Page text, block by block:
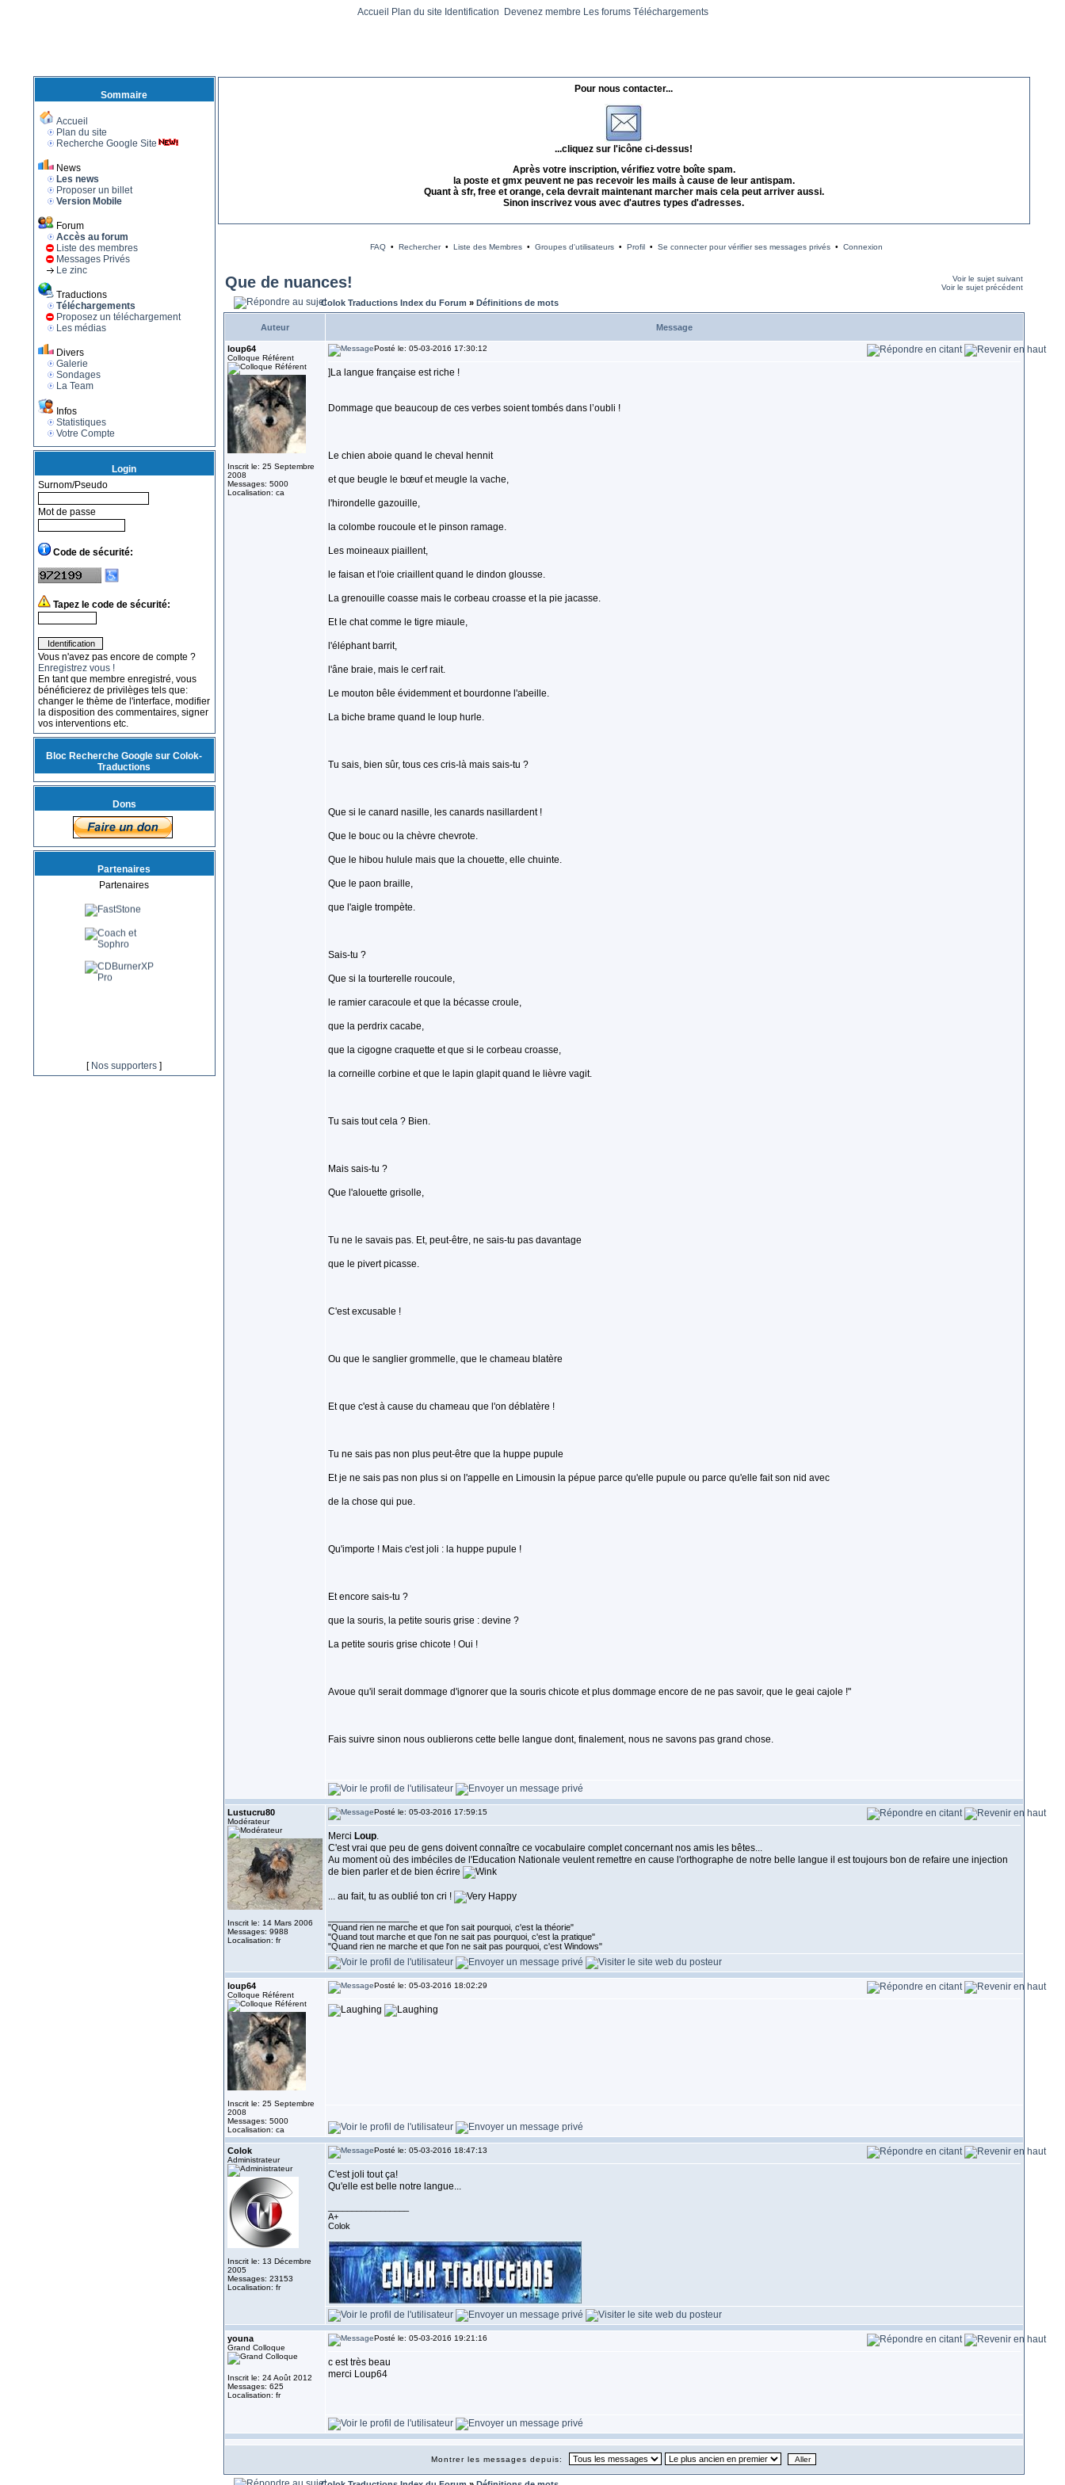
Accueil Plan du site Identification Devenez membre Les forums Téléchargements
Sommaire
Accueil
Plan du site
Recherche Google Site
News
Les news
Proposer un billet
Version Mobile
Forum
Accès au forum
Liste des membres
Messages Privés
Le zinc
Traductions
Téléchargements
Proposez un téléchargement
Les médias
Divers
Galerie
Sondages
La Team
Infos
Statistiques
Votre Compte
Login
Surnom/Pseudo
Mot de passe
Code de sécurité:
Tapez le code de sécurité:
Vous n'avez pas encore de compte ?
Enregistrez vous !
En tant que membre enregistré, vous
bénéficierez de privilèges tels que:
changer le thème de l'interface, modifier
la disposition des commentaires, signer
vos interventions etc.
Bloc Recherche Google sur Colok-
Traductions
Dons
Partenaires
Partenaires
[ Nos supporters ]
Pour nous contacter...
...cliquez sur l'icône ci-dessus!
Après votre inscription, vérifiez votre boîte spam.
la poste et gmx peuvent ne pas recevoir les mails à cause de leur antispam.
Quant à sfr, free et orange, cela devrait maintenant marcher mais cela peut arriver aussi.
Sinon inscrivez vous avec d'autres types d'adresses.
FAQ• Rechercher• Liste des Membres• Groupes d'utilisateurs• Profil• Se connecter pour vérifier ses messages privés• Connexion
Que de nuances!
Voir le sujet suivant
Voir le sujet précédent
Colok Traductions Index du Forum » Définitions de mots
Auteur Message
loup64
Colloque Référent
Inscrit le: 25 Septembre
2008
Messages: 5000
Localisation: ca
Posté le: 05-03-2016 17:30:12
]La langue française est riche !
Dommage que beaucoup de ces verbes soient tombés dans l’oubli !
Le chien aboie quand le cheval hennit
et que beugle le bœuf et meugle la vache,
l'hirondelle gazouille,
la colombe roucoule et le pinson ramage.
Les moineaux piaillent,
le faisan et l'oie criaillent quand le dindon glousse.
La grenouille coasse mais le corbeau croasse et la pie jacasse.
Et le chat comme le tigre miaule,
l'éléphant barrit,
l'âne braie, mais le cerf rait.
Le mouton bêle évidemment et bourdonne l'abeille.
La biche brame quand le loup hurle.
Tu sais, bien sûr, tous ces cris-là mais sais-tu ?
Que si le canard nasille, les canards nasillardent !
Que le bouc ou la chèvre chevrote.
Que le hibou hulule mais que la chouette, elle chuinte.
Que le paon braille,
que l'aigle trompète.
Sais-tu ?
Que si la tourterelle roucoule,
le ramier caracoule et que la bécasse croule,
que la perdrix cacabe,
que la cigogne craquette et que si le corbeau croasse,
la corneille corbine et que le lapin glapit quand le lièvre vagit.
Tu sais tout cela ? Bien.
Mais sais-tu ?
Que l'alouette grisolle,
Tu ne le savais pas. Et, peut-être, ne sais-tu pas davantage
que le pivert picasse.
C'est excusable !
Ou que le sanglier grommelle, que le chameau blatère
Et que c'est à cause du chameau que l'on déblatère !
Tu ne sais pas non plus peut-être que la huppe pupule
Et je ne sais pas non plus si on l'appelle en Limousin la pépue parce qu'elle pupule ou parce qu'elle fait son nid avec
de la chose qui pue.
Qu'importe ! Mais c'est joli : la huppe pupule !
Et encore sais-tu ?
que la souris, la petite souris grise : devine ?
La petite souris grise chicote ! Oui !
Avoue qu'il serait dommage d'ignorer que la souris chicote et plus dommage encore de ne pas savoir, que le geai cajole !"
Fais suivre sinon nous oublierons cette belle langue dont, finalement, nous ne savons pas grand chose.
Lustucru80
Modérateur
Inscrit le: 14 Mars 2006
Messages: 9988
Localisation: fr
Posté le: 05-03-2016 17:59:15
Merci Loup.
C'est vrai que peu de gens doivent connaître ce vocabulaire complet concernant nos amis les bêtes...
Au moment où des imbéciles de l'Education Nationale veulent remettre en cause l'orthographe de notre belle langue il est toujours bon de refaire une injection
de bien parler et de bien écrire
... au fait, tu as oublié ton cri !
"Quand rien ne marche et que l'on sait pourquoi, c'est la théorie"
"Quand tout marche et que l'on ne sait pas pourquoi, c'est la pratique"
"Quand rien ne marche et que l'on ne sait pas pourquoi, c'est Windows"
loup64
Colloque Référent
Inscrit le: 25 Septembre
2008
Messages: 5000
Localisation: ca
Posté le: 05-03-2016 18:02:29
Colok
Administrateur
Inscrit le: 13 Décembre
2005
Messages: 23153
Localisation: fr
Posté le: 05-03-2016 18:47:13
C'est joli tout ça!
Qu'elle est belle notre langue...
A+
Colok
youna
Grand Colloque
Inscrit le: 24 Août 2012
Messages: 625
Localisation: fr
Posté le: 05-03-2016 19:21:16
c est très beau
merci Loup64
Montrer les messages depuis: